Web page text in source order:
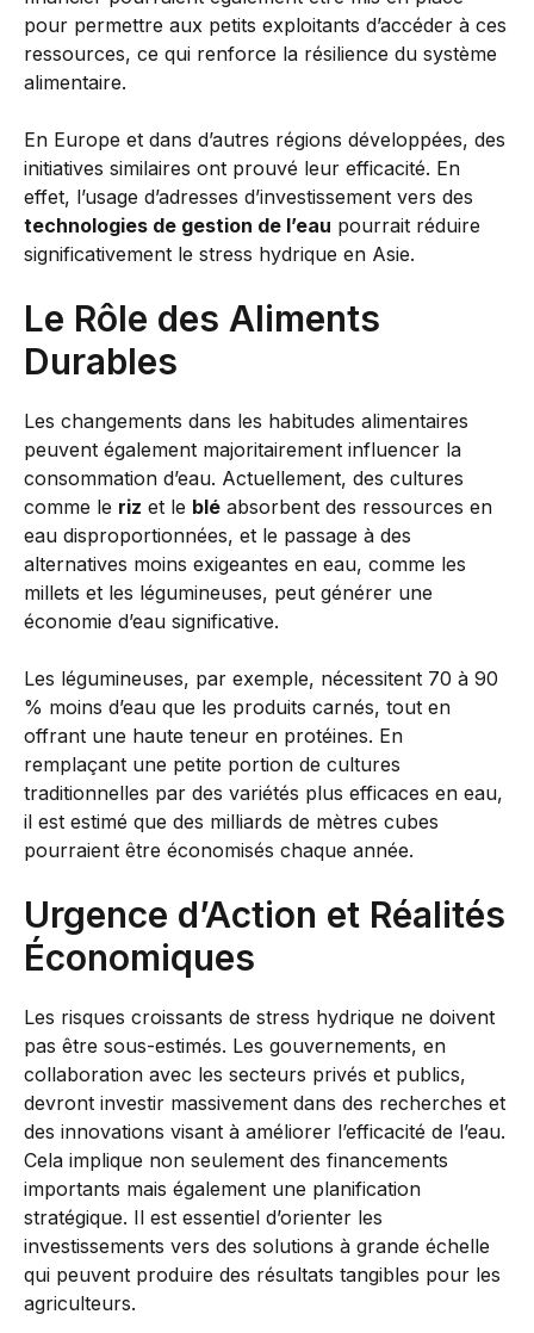
pour permettre aux petits exploitants d’accéder à ces
ressources, ce qui renforce la résilience du système
alimentaire.
En Europe et dans d’autres régions développées, des
initiatives similaires ont prouvé leur efficacité. En
effet, l’usage d’adresses d’investissement vers des
technologies de gestion de l’eau pourrait réduire
significativement le stress hydrique en Asie.
Le Rôle des Aliments
Durables
Les changements dans les habitudes alimentaires
peuvent également majoritairement influencer la
consommation d’eau. Actuellement, des cultures
comme le riz et le blé absorbent des ressources en
eau disproportionnées, et le passage à des
alternatives moins exigeantes en eau, comme les
millets et les légumineuses, peut générer une
économie d’eau significative.
Les légumineuses, par exemple, nécessitent 70 à 90
% moins d’eau que les produits carnés, tout en
offrant une haute teneur en protéines. En
remplaçant une petite portion de cultures
traditionnelles par des variétés plus efficaces en eau,
il est estimé que des milliards de mètres cubes
pourraient être économisés chaque année.
Urgence d’Action et Réalités
Économiques
Les risques croissants de stress hydrique ne doivent
pas être sous-estimés. Les gouvernements, en
collaboration avec les secteurs privés et publics,
devront investir massivement dans des recherches et
des innovations visant à améliorer l’efficacité de l’eau.
Cela implique non seulement des financements
importants mais également une planification
stratégique. Il est essentiel d’orienter les
investissements vers des solutions à grande échelle
qui peuvent produire des résultats tangibles pour les
agriculteurs.